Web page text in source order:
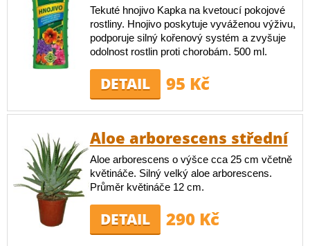
Tekuté hnojivo Kapka na kvetoucí pokojové
rostliny. Hnojivo poskytuje vyváženou výživu,
podporuje silný kořenový systém a zvyšuje
odolnost rostlin proti chorobám. 500 ml.
DETAIL 95 Kč
Aloe arborescens střední
Aloe arborescens o výšce cca 25 cm včetně
květináče. Silný velký aloe arborescens.
Průměr květináče 12 cm.
DETAIL 290 Kč